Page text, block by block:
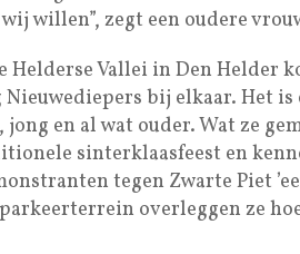
willen”, zegt een oudere
Vallei in Den Helder
bij elkaar. Het is
en al wat ouder. Wat ze
sinterklaasfeest en
tegen Zwarte Piet
overleggen ze